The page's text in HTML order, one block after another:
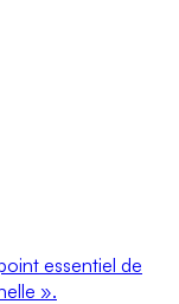
essentiel de
».